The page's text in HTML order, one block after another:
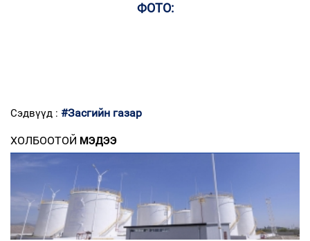
ФОТО:
Сэдвүүд : #Засгийн газар
ХОЛБООТОЙ МЭДЭЭ